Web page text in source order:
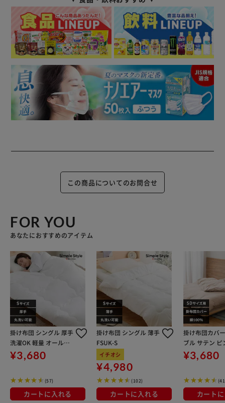
この商品についてのお問合せ
FOR YOU
あなたにおすすめのアイテム
掛け布団 シングル 厚手
洗濯OK 軽量 オールシ
ーズン FWIK-S
¥3,680
(57)
カートに入れる
掛け布団 シングル 薄手
FSUK-S
イチオシ
¥4,980
(102)
カートに入れる
掛け布団カバ
ブル サテン ピ
¥3,680
カート